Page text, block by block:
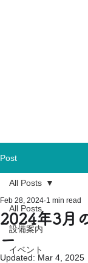
Post
All Posts
設備案内
イベント
All Posts
2024年3月
ー
Feb 28, 2024 1 min read
Updated: Mar 4, 2025